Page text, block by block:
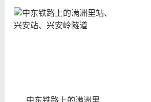
中东铁路上的满洲里